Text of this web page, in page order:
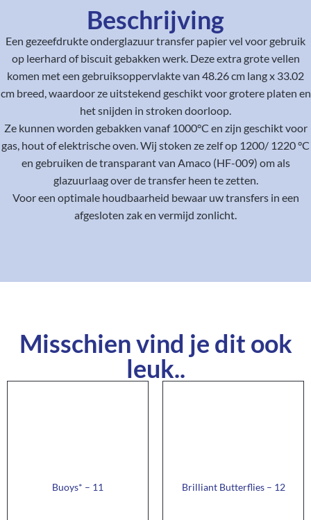
Beschrijving
Een gezeefdrukte onderglazuur transfer papier vel voor gebruik
op leerhard of biscuit gebakken werk. Deze extra grote vellen
komen met een gebruiksoppervlakte van 48.26 cm lang x 33.02
cm breed, waardoor ze uitstekend geschikt voor grotere platen en
het snijden in stroken doorloop.
Ze kunnen worden gebakken vanaf 1000°C en zijn geschikt voor
gas, hout of elektrische oven. Wij stoken ze zelf op 1200/ 1220 °C
en gebruiken de transparant van Amaco (HF-009) om als
glazuurlaag over de transfer heen te zetten.
Voor een optimale houdbaarheid bewaar uw transfers in een
afgesloten zak en vermijd zonlicht.
Misschien vind je dit ook
leuk..
Buoys* – 11 Brilliant Butterflies – 12